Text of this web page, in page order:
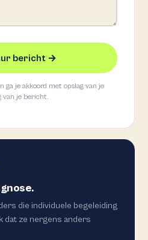
bericht →
je akkoord met opslag van je
van je bericht.
die individuele begeleiding
dat ze nergens anders